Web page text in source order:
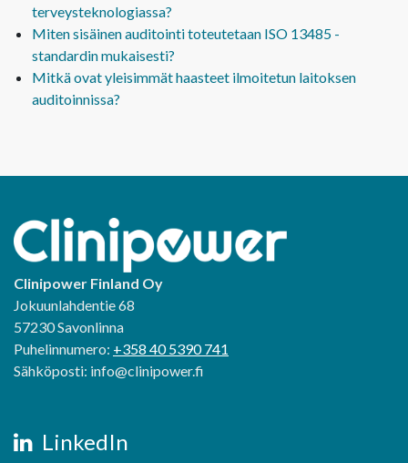
terveysteknologiassa?
Miten sisäinen auditointi toteutetaan ISO 13485 -
standardin mukaisesti?
Mitkä ovat yleisimmät haasteet ilmoitetun laitoksen
auditoinnissa?
LinkedIn
Clinipower Finland Oy
Jokuunlahdentie 68
57230 Savonlinna
Puhelinnumero: +358 40 5390 741
Sähköposti: info@clinipower.fi